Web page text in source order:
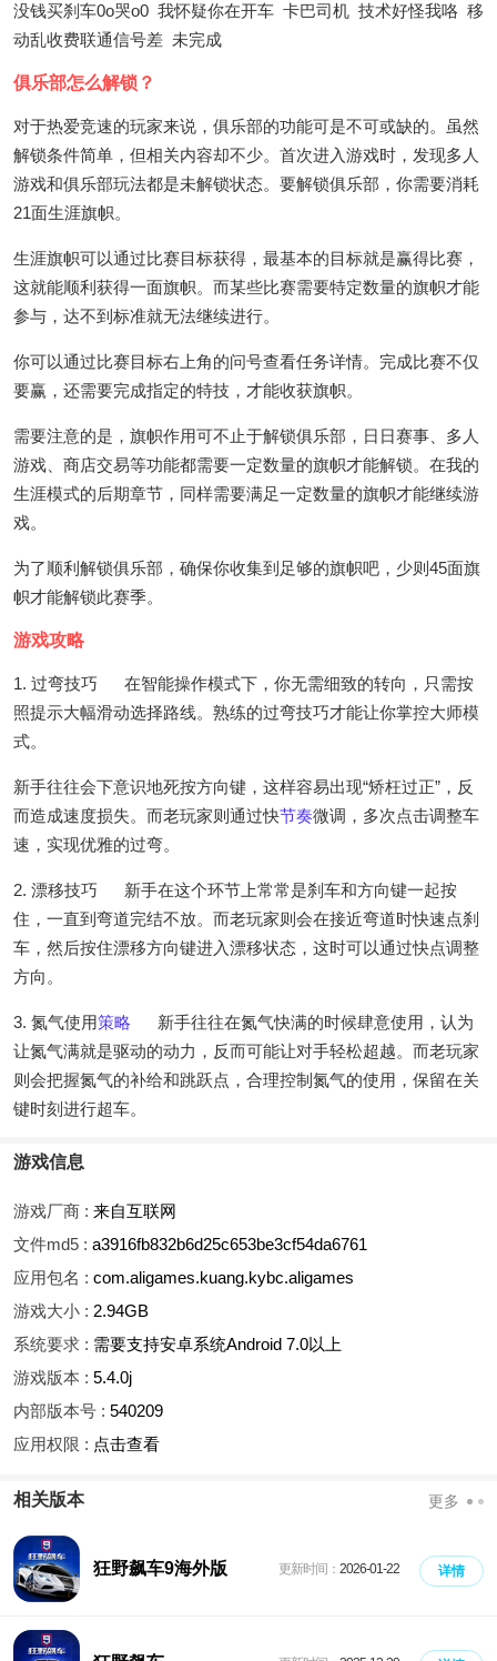
没钱买刹车0o哭o0 我怀疑你在开车 卡巴司机 技术好怪我咯 移
动乱收费联通信号差 未完成
俱乐部怎么解锁？
对于热爱竞速的玩家来说，俱乐部的功能可是不可或缺的。虽然
解锁条件简单，但相关内容却不少。首次进入游戏时，发现多人
游戏和俱乐部玩法都是未解锁状态。要解锁俱乐部，你需要消耗
21面生涯旗帜。
生涯旗帜可以通过比赛目标获得，最基本的目标就是赢得比赛，
这就能顺利获得一面旗帜。而某些比赛需要特定数量的旗帜才能
参与，达不到标准就无法继续进行。
你可以通过比赛目标右上角的问号查看任务详情。完成比赛不仅
要赢，还需要完成指定的特技，才能收获旗帜。
需要注意的是，旗帜作用可不止于解锁俱乐部，日日赛事、多人
游戏、商店交易等功能都需要一定数量的旗帜才能解锁。在我的
生涯模式的后期章节，同样需要满足一定数量的旗帜才能继续游
戏。
为了顺利解锁俱乐部，确保你收集到足够的旗帜吧，少则45面旗
帜才能解锁此赛季。
游戏攻略
1. 过弯技巧 在智能操作模式下，你无需细致的转向，只需按
照提示大幅滑动选择路线。熟练的过弯技巧才能让你掌控大师模
式。
新手往往会下意识地死按方向键，这样容易出现“矫枉过正”，反
而造成速度损失。而老玩家则通过快节奏微调，多次点击调整车
速，实现优雅的过弯。
2. 漂移技巧 新手在这个环节上常常是刹车和方向键一起按
住，一直到弯道完结不放。而老玩家则会在接近弯道时快速点刹
车，然后按住漂移方向键进入漂移状态，这时可以通过快点调整
方向。
3. 氮气使用策略 新手往往在氮气快满的时候肆意使用，认为
让氮气满就是驱动的动力，反而可能让对手轻松超越。而老玩家
则会把握氮气的补给和跳跃点，合理控制氮气的使用，保留在关
键时刻进行超车。
游戏信息
游戏厂商 : 来自互联网
文件md5 : a3916fb832b6d25c653be3cf54da6761
应用包名 : com.aligames.kuang.kybc.aligames
游戏大小 : 2.94GB
系统要求 : 需要支持安卓系统Android 7.0以上
游戏版本 : 5.4.0j
内部版本号 : 540209
应用权限 : 点击查看
相关版本 更多
狂野飙车9海外版 更新时间： 2026-01-22 详情